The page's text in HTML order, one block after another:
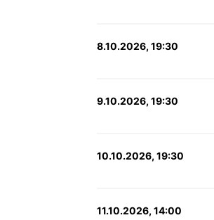
8.10.2026, 19:30
9.10.2026, 19:30
10.10.2026, 19:30
11.10.2026, 14:00